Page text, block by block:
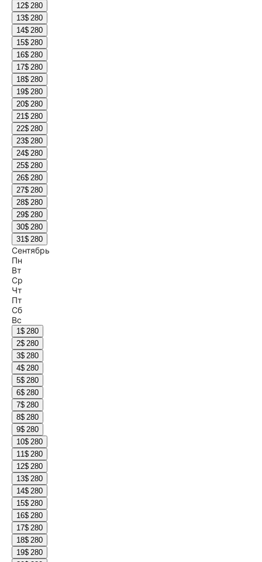
12$ 280
13$ 280
14$ 280
15$ 280
16$ 280
17$ 280
18$ 280
19$ 280
20$ 280
21$ 280
22$ 280
23$ 280
24$ 280
25$ 280
26$ 280
27$ 280
28$ 280
29$ 280
30$ 280
31$ 280
Сентябрь
Пн
Вт
Ср
Чт
Пт
Сб
Вс
1$ 280
2$ 280
3$ 280
4$ 280
5$ 280
6$ 280
7$ 280
8$ 280
9$ 280
10$ 280
11$ 280
12$ 280
13$ 280
14$ 280
15$ 280
16$ 280
17$ 280
18$ 280
19$ 280